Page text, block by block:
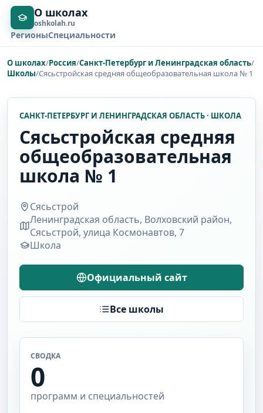
О школах
oshkolah.ru
РегионыСпециальности
О школах/Россия/Санкт-Петербург и Ленинградская область/
Школы/Сясьстройская средняя общеобразовательная школа № 1
САНКТ-ПЕТЕРБУРГ И ЛЕНИНГРАДСКАЯ ОБЛАСТЬ · ШКОЛА
Сясьстройская средняя
общеобразовательная
школа № 1
Сясьстрой
Ленинградская область, Волховский район,
Сясьстрой, улица Космонавтов, 7
Школа
Официальный сайт
Все школы
СВОДКА
0
программ и специальностей